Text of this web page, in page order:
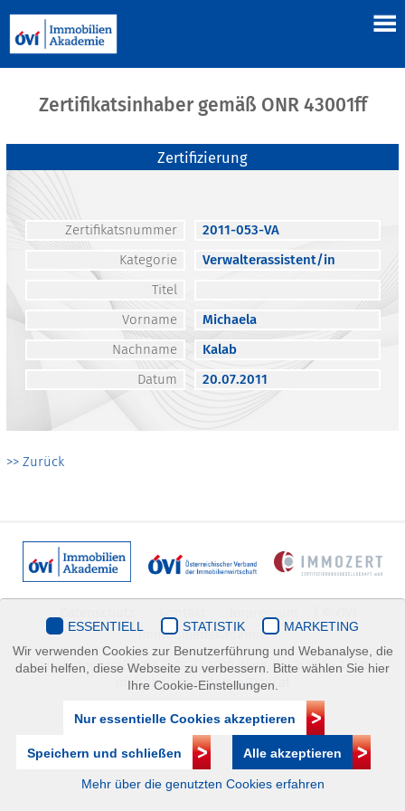
Zertifikatsinhaber gemäß ONR 43001ff
Zertifizierung
Zertifikatsnummer
2011-053-VA
Kategorie
Verwalterassistent/in
Titel
Vorname
Michaela
Nachname
Kalab
Datum
20.07.2011
>> Zurück
Immobilienakademie
Mariahilfer Straße 116/2.OG/2 1070 Wien | +43(1)505 32 50 |
immobilienakademie@ovi.at
ESSENTIELL STATISTIK
MARKETING
Wir verwenden Cookies zur Benutzerführung und Webanalyse, die
dabei helfen, diese Webseite zu verbessern. Bitte wählen Sie hier
Ihre Cookie-Einstellungen.
Nur essentielle Cookies akzeptieren
Speichern und schließen Alle akzeptieren
Mehr über die genutzten Cookies erfahren